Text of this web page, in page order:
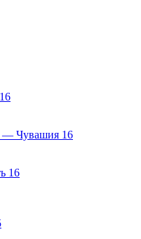
16
— Чувашия 16
16